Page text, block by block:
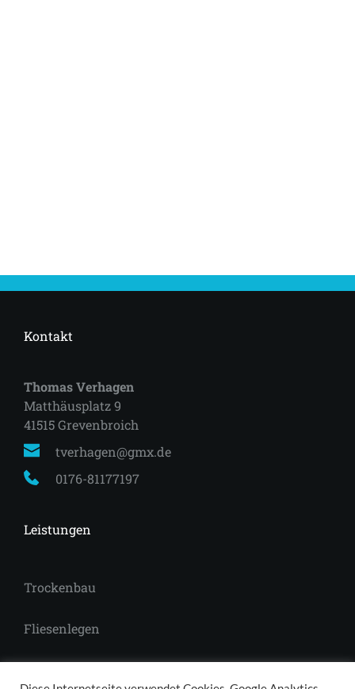
Kontakt
Thomas Verhagen
Matthäusplatz 9
41515 Grevenbroich
tverhagen@gmx.de
0176-81177197
Leistungen
Trockenbau
Fliesenlegen